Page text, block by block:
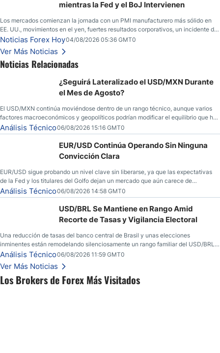
Los Brokers de Forex Más Visitados
mientras la Fed y el BoJ Intervienen
Los mercados comienzan la jornada con un PMI manufacturero más sólido en
EE. UU., movimientos en el yen, fuertes resultados corporativos, un incidente de
seguridad en Bitcoin y nuevas señales desde el mercado del petróleo.
Noticias Forex Hoy04/08/2026 05:36 GMT0
Ver Más Noticias
Noticias Relacionadas
¿Seguirá Lateralizado el USD/MXN Durante
el Mes de Agosto?
El USD/MXN continúa moviéndose dentro de un rango técnico, aunque varios
factores macroeconómicos y geopolíticos podrían modificar el equilibrio que ha
dominado al mercado en las últimas semanas.
Análisis Técnico06/08/2026 15:16 GMT0
EUR/USD Continúa Operando Sin Ninguna
Convicción Clara
EUR/USD sigue probando un nivel clave sin liberarse, ya que las expectativas
de la Fed y los titulares del Golfo dejan un mercado que aún carece de
convicción real.
Análisis Técnico06/08/2026 14:58 GMT0
USD/BRL Se Mantiene en Rango Amid
Recorte de Tasas y Vigilancia Electoral
Una reducción de tasas del banco central de Brasil y unas elecciones
inminentes están remodelando silenciosamente un rango familiar del USD/BRL.
Una reducción de tasas por parte del banco central de Brasil y unas elecciones
inminentes están remodelando silenciosamente un rango familiar del USD/BRL.
Esto es lo que los traders están observando a continuación.
Análisis Técnico06/08/2026 11:59 GMT0
Ver Más Noticias